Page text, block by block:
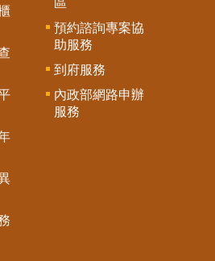
區
預約諮詢專案協
助服務
到府服務
內政部網路申辦
服務